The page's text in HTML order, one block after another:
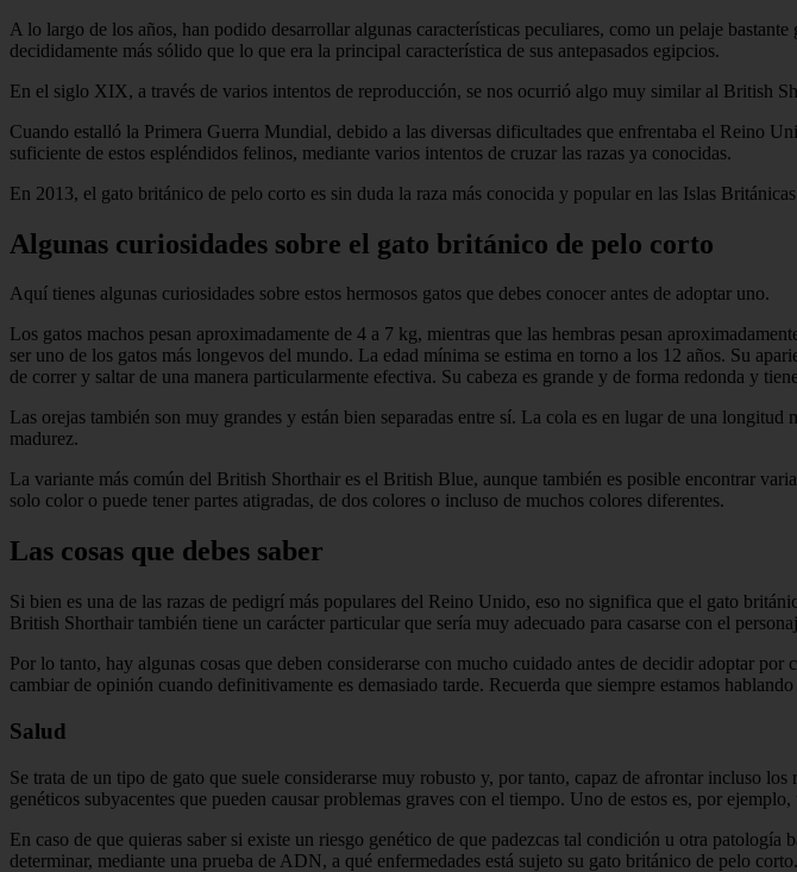
A lo largo de los años, han podido desarrollar algunas características peculiares, como un pelaje
decididamente más sólido que lo que era la principal característica de sus antepasados ​​egipcios.
En el siglo XIX, a través de varios intentos de reproducción, se nos ocurrió algo muy similar al British
Cuando estalló la Primera Guerra Mundial, debido a las diversas dificultades que enfrentaba el Reino
suficiente de estos espléndidos felinos, mediante varios intentos de cruzar las razas ya conocidas.
En 2013, el gato británico de pelo corto es sin duda la raza más conocida y popular en las Islas
Algunas curiosidades sobre el gato británico de pelo corto
Aquí tienes algunas curiosidades sobre estos hermosos gatos que debes conocer antes de adoptar uno.
Los gatos machos pesan aproximadamente de 4 a 7 kg, mientras que las hembras pesan
ser uno de los gatos más longevos del mundo. La edad mínima se estima en torno a los 12 años. Su
de correr y saltar de una manera particularmente efectiva. Su cabeza es grande y de forma redonda y
Las orejas también son muy grandes y están bien separadas entre sí. La cola es en lugar de una
madurez.
La variante más común del British Shorthair es el British Blue, aunque también es posible encontrar
solo color o puede tener partes atigradas, de dos colores o incluso de muchos colores diferentes.
Las cosas que debes saber
Si bien es una de las razas de pedigrí más populares del Reino Unido, eso no significa que el gato
British Shorthair también tiene un carácter particular que sería muy adecuado para casarse con el
Por lo tanto, hay algunas cosas que deben considerarse con mucho cuidado antes de decidir adoptar
cambiar de opinión cuando definitivamente es demasiado tarde. Recuerda que siempre estamos
Salud
Se trata de un tipo de gato que suele considerarse muy robusto y, por tanto, capaz de afrontar incluso
genéticos subyacentes que pueden causar problemas graves con el tiempo. Uno de estos es, por
En caso de que quieras saber si existe un riesgo genético de que padezcas tal condición u otra
determinar, mediante una prueba de ADN, a qué enfermedades está sujeto su gato británico de pelo corto.